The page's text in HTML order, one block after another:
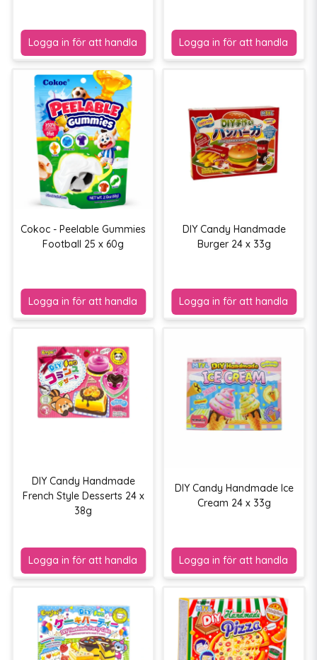
Cokoc - Peelable Gummies
Football 25 x 60g
DIY Candy Handmade
Burger 24 x 33g
DIY Candy Handmade
French Style Desserts 24 x
38g
DIY Candy Handmade Ice
Cream 24 x 33g